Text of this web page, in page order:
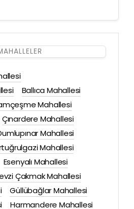
Ballıca Mahallesi
Mahallesi
Çınardere Mahallesi
Mahallesi
Mahallesi
Esenyalı Mahallesi
Çakmak Mahallesi
Güllübağlar Mahallesi
Harmandere Mahallesi